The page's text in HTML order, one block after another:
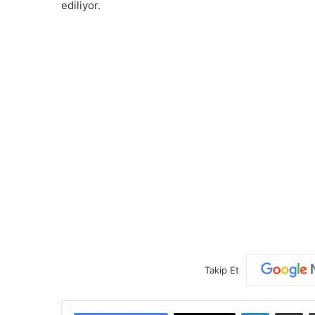
ediliyor.
Takip Et